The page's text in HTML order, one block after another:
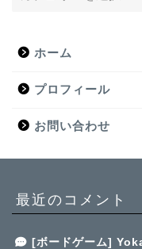
ホーム
プロフィール
お問い合わせ
最近のコメント
[ボードゲーム]